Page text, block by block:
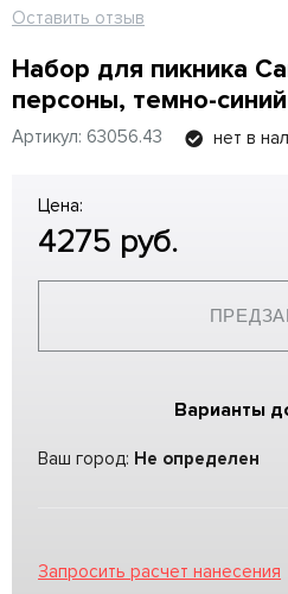
Оставить отзыв
Набор для пикника
персоны, темно-синий
Артикул: 63056.43 нет в
Цена:
4275 руб.
Варианты
Ваш город: Не определен
Запросить расчет нанесения